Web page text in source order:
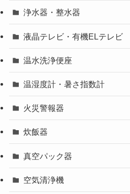
浄水器・整水器
液晶テレビ・有機ELテレビ
温水洗浄便座
温湿度計・暑さ指数計
火災警報器
炊飯器
真空パック器
空気清浄機